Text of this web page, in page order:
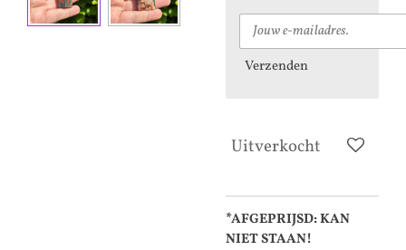
Verzenden
Uitverkocht
*AFGEPRIJSD: KAN
NIET STAAN!